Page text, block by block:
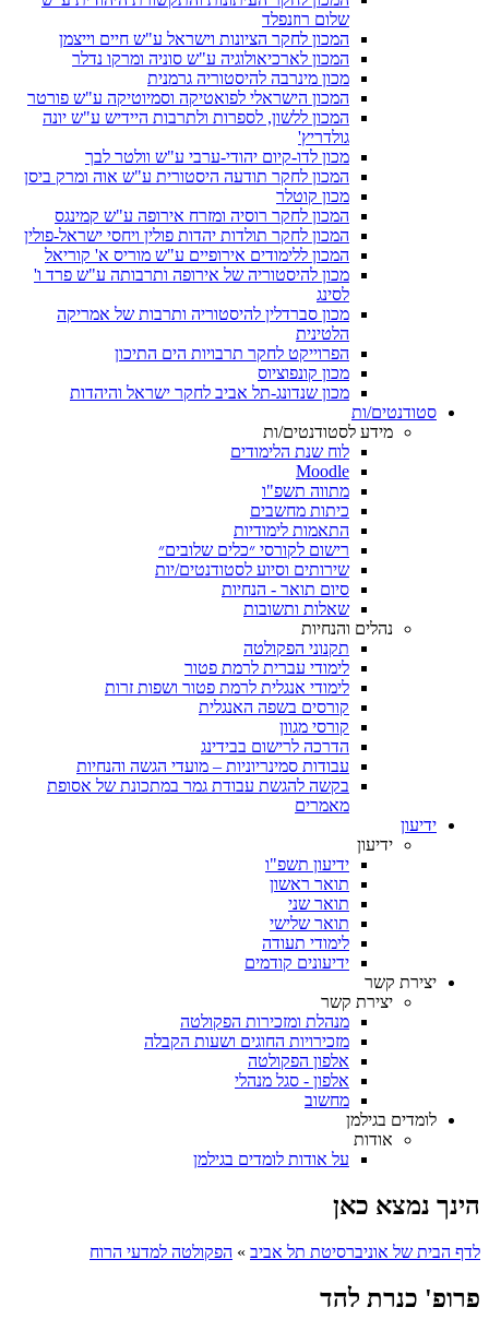
שלום רוזנפלד
המכון לחקר הציונות וישראל ע"ש חיים וייצמן
המכון לארכיאולוגיה ע"ש סוניה ומרקו נדלר
מכון מינרבה להיסטוריה גרמנית
המכון הישראלי לפואטיקה וסמיוטיקה ע"ש פורטר
המכון ללשון, לספרות ולתרבות היידיש ע"ש יונה
גולדריץ'
מכון לדו-קיום יהודי-ערבי ע"ש וולטר לבך
המכון לחקר תודעה היסטורית ע"ש אוה ומרק ביסן
מכון קוטלר
המכון לחקר רוסיה ומזרח אירופה ע"ש קמינגס
המכון לחקר תולדות יהדות פולין ויחסי ישראל-פולין
המכון ללימודים אירופיים ע"ש מוריס א' קוריאל
מכון להיסטוריה של אירופה ותרבותה ע"ש פרד ו'
לסינג
מכון סברדלין להיסטוריה ותרבות של אמריקה
הלטינית
הפרוייקט לחקר תרבויות הים התיכון
מכון קונפוציוס
מכון שנדונג-תל אביב לחקר ישראל והיהדות
סטודנטים/ות
מידע לסטודנטים/ות
לוח שנת הלימודים
Moodle
מתווה תשפ"ו
כיתות מחשבים
התאמות לימודיות
רישום לקורסי ״כלים שלובים״
שירותים וסיוע לסטודנטים/יות
סיום תואר - הנחיות
שאלות ותשובות
נהלים והנחיות
תקנוני הפקולטה
לימודי עברית לרמת פטור
לימודי אנגלית לרמת פטור ושפות זרות
קורסים בשפה האנגלית
קורסי מגוון
הדרכה לרישום בבידינג
עבודות סמינריוניות – מועדי הגשה והנחיות
בקשה להגשת עבודת גמר במתכונת של אסופת
מאמרים
ידיעון
ידיעון
ידיעון תשפ"ו
תואר ראשון
תואר שני
תואר שלישי
לימודי תעודה
ידיעונים קודמים
יצירת קשר
יצירת קשר
מנהלת ומזכירות הפקולטה
מזכירויות החוגים ושעות הקבלה
אלפון הפקולטה
אלפון - סגל מנהלי
מחשוב
לומדים בגילמן
אודות
על אודות לומדים בגילמן
הינך נמצא כאן
לדף הבית של אוניברסיטת תל אביב » הפקולטה למדעי הרוח
פרופ' כנרת להד